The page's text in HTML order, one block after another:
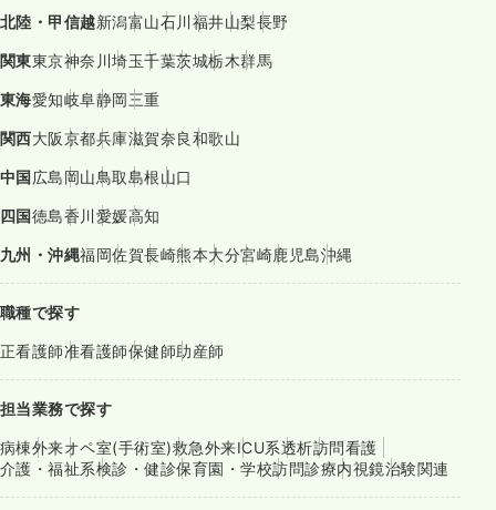
北陸・甲信越新潟富山石川福井山梨長野
関東東京神奈川埼玉千葉茨城栃木群馬
東海愛知岐阜静岡三重
関西大阪京都兵庫滋賀奈良和歌山
中国広島岡山鳥取島根山口
四国徳島香川愛媛高知
九州・沖縄福岡佐賀長崎熊本大分宮崎鹿児島沖縄
職種で探す
正看護師准看護師保健師助産師
担当業務で探す
病棟外来オペ室(手術室)救急外来ICU系透析訪問看護
介護・福祉系検診・健診保育園・学校訪問診療内視鏡治験関連